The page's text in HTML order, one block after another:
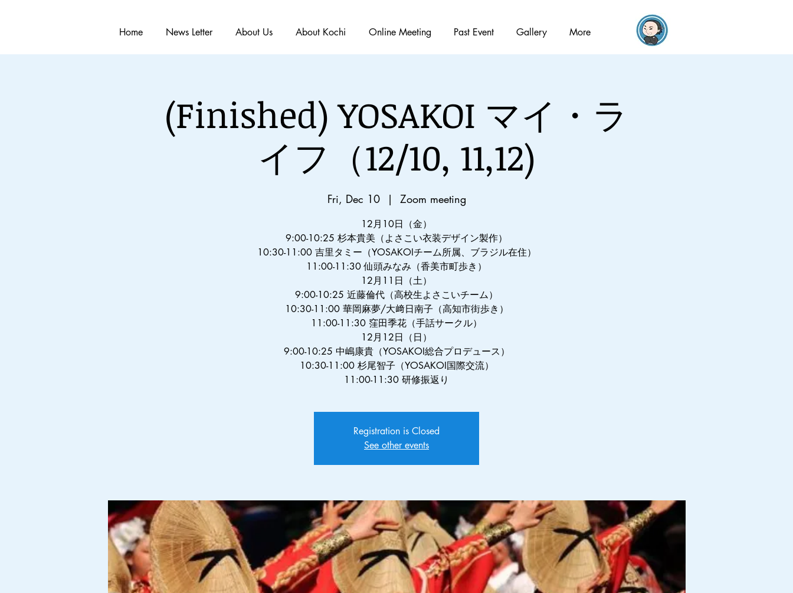
Home News Letter About Us About Kochi Online Meeting Past Event Gallery More
(Finished) YOSAKOI マイ・ラ
イフ（12/10, 11,12)
Fri, Dec 10
  |
Zoom meeting
12月10日（金）
9:00-10:25 杉本貴美（よさこい衣装デザイン製作）
10:30-11:00 吉里タミー（YOSAKOIチーム所属、ブラジル在住）
11:00-11:30 仙頭みなみ（香美市町歩き）
12月11日（土）
9:00-10:25 近藤倫代（高校生よさこいチーム）
10:30-11:00 華岡麻夢/大﨑日南子（高知市街歩き）
11:00-11:30 窪田季花（手話サークル）
12月12日（日）
9:00-10:25 中嶋康貴（YOSAKOI総合プロデュース）
10:30-11:00 杉尾智子（YOSAKOI国際交流）
11:00-11:30 研修振返り
Registration is Closed
See other events